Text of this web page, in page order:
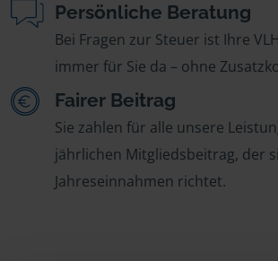
Persönliche Beratung
Bei Fragen zur Steuer ist Ihre
immer für Sie da – ohne
Fairer Beitrag
Sie zahlen für alle unsere
jährlichen Mitgliedsbeitrag, der
Jahreseinnahmen richtet.